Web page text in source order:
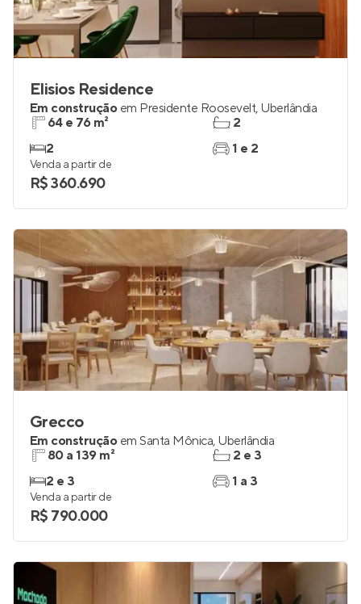
Elisios Residence
Em construção em Presidente Roosevelt, Uberlândia
64 e 76 m²
2
2
1 e 2
Venda a partir de
R$ 360.690
Grecco
Em construção em Santa Mônica, Uberlândia
80 a 139 m²
2 e 3
2 e 3
1 a 3
Venda a partir de
R$ 790.000